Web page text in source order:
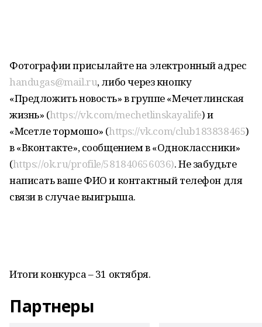
Фотографии присылайте на электронный адрес
handugas@mail.ru, либо через кнопку
«Предложить новость» в группе «Мечетлинская
жизнь» (https://vk.com/mechetlinskayalife) и
«Мәсетле тормошо» (https://vk.com/club183838465)
в «Вконтакте», сообщением в «Одноклассники»
(https://ok.ru/profile/581840656036). Не забудьте
написать ваше ФИО и контактный телефон для
связи в случае выигрыша.
Итоги конкурса – 31 октября.
Партнеры